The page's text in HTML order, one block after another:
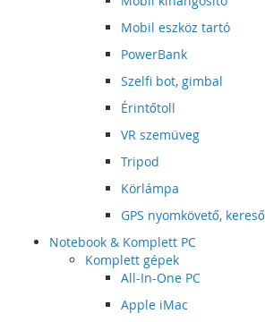
Mobil eszköz tartó
PowerBank
Szelfi bot, gimbal
Érintőtoll
VR szemüveg
Tripod
Körlámpa
GPS nyomkövető, kereső
Notebook & Komplett PC
Komplett gépek
All-In-One PC
Apple iMac